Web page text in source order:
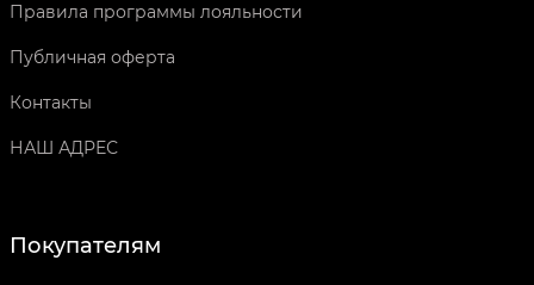
Правила программы лояльности
Публичная оферта
Контакты
НАШ АДРЕС
Покупателям